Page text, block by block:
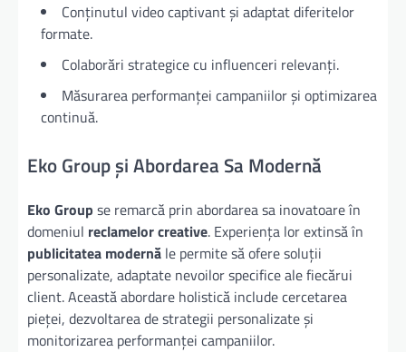
Conținutul video captivant și adaptat diferitelor
formate.
Colaborări strategice cu influenceri relevanți.
Măsurarea performanței campaniilor și optimizarea
continuă.
Eko Group și Abordarea Sa Modernă
Eko Group se remarcă prin abordarea sa inovatoare în
domeniul reclamelor creative. Experiența lor extinsă în
publicitatea modernă le permite să ofere soluții
personalizate, adaptate nevoilor specifice ale fiecărui
client. Această abordare holistică include cercetarea
pieței, dezvoltarea de strategii personalizate și
monitorizarea performanței campaniilor.